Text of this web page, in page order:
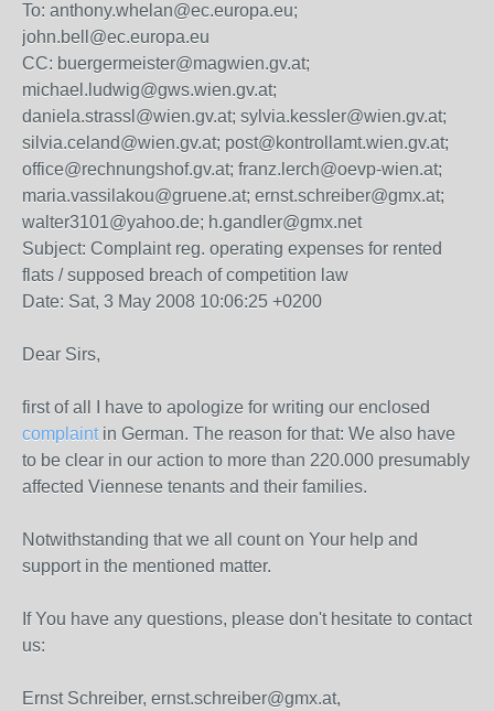
To: anthony.whelan@ec.europa.eu;
john.bell@ec.europa.eu
CC: buergermeister@magwien.gv.at;
michael.ludwig@gws.wien.gv.at;
daniela.strassl@wien.gv.at; sylvia.kessler@wien.gv.at;
silvia.celand@wien.gv.at; post@kontrollamt.wien.gv.at;
office@rechnungshof.gv.at; franz.lerch@oevp-wien.at;
maria.vassilakou@gruene.at; ernst.schreiber@gmx.at;
walter3101@yahoo.de; h.gandler@gmx.net
Subject: Complaint reg. operating expenses for rented
flats / supposed breach of competition law
Date: Sat, 3 May 2008 10:06:25 +0200
Dear Sirs,
first of all I have to apologize for writing our enclosed
complaintin German. The reason for that: We also have
to be clear in our action to more than 220.000 presumably
affected Viennese tenants and their families.
Notwithstanding that we all count on Your help and
support in the mentioned matter.
If You have any questions, please don't hesitate to contact
us:
Ernst Schreiber, ernst.schreiber@gmx.at,